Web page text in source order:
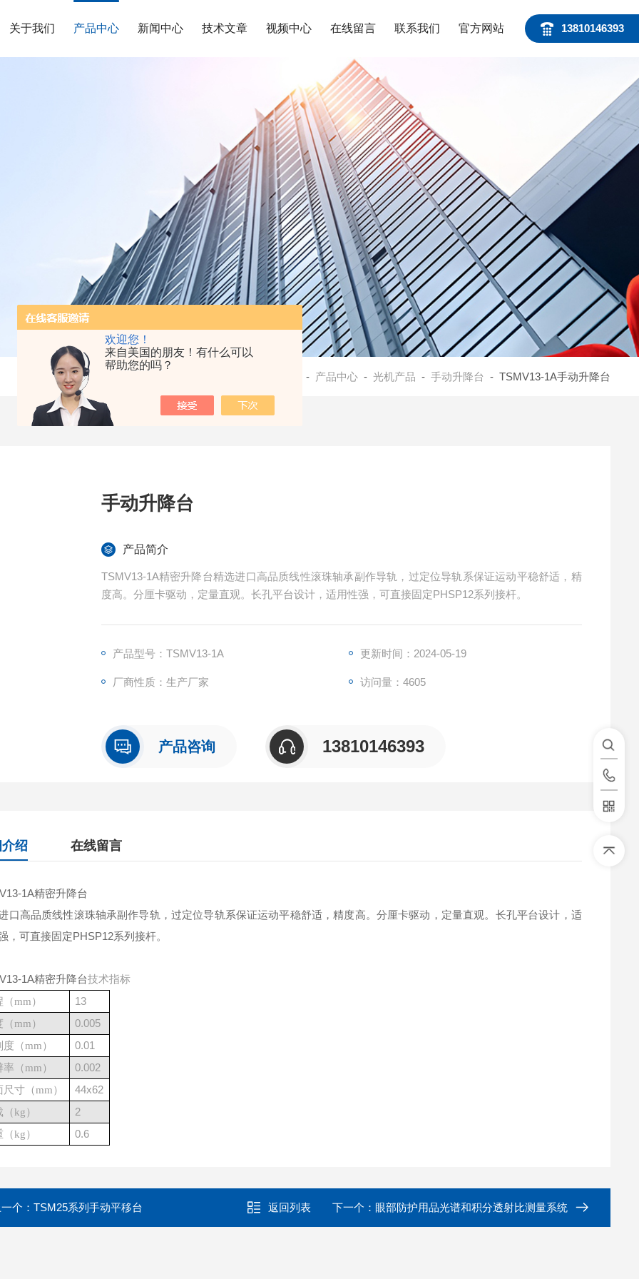
欢迎您！
来自美国的朋友！有什么可以
帮助您的吗？
13810146393
关于我们 产品中心 新闻中心 技术文章 视频中心 在线留言 联系我们 官方网站
- 产品中心- 光机产品 - 手动升降台 - TSMV13-1A手动升降台
手动升降台
产品简介
TSMV13-1A精密升降台精选进口高品质线性滚珠轴承副作导轨，过定位导轨系保证运动平稳舒适，精
度高。分厘卡驱动，定量直观。长孔平台设计，适用性强，可直接固定PHSP12系列接杆。
产品型号：TSMV13-1A 更新时间：2024-05-19
厂商性质：生产厂家 访问量：4605
产品咨询 13810146393
绍 在线留言
1A精密升降台
口高品质线性滚珠轴承副作导轨，过定位导轨系保证运动平稳舒适，精度高。分厘卡驱动，定量直观。长孔平台设计，适
，可直接固定PHSP12系列接杆。
1A精密升降台技术指标
（mm） 13
（ mm ） 0.005
度 （mm） 0.01
率 （ mm ） 0.002
尺寸 （mm） 44x62
（ kg ） 2
（kg） 0.6
个：TSM25系列手动平移台 返回列表 下一个： 眼部防护用品光谱和积分透射比测量系统